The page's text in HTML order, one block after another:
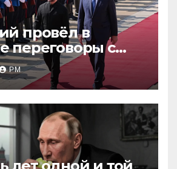
провёл в
переговоры с
РМ